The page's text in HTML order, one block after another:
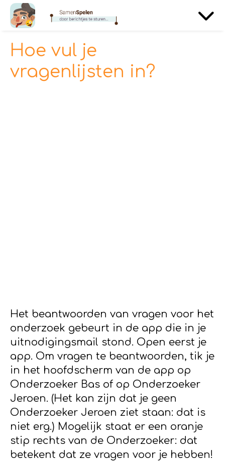
Hoe vul je
vragenlijsten in?
Het beantwoorden van vragen voor het
onderzoek gebeurt in de app die in je
uitnodigingsmail stond. Open eerst je
app. Om vragen te beantwoorden, tik je
in het hoofdscherm van de app op
Onderzoeker Bas of op Onderzoeker
Jeroen. (Het kan zijn dat je geen
Onderzoeker Jeroen ziet staan: dat is
niet erg.) Mogelijk staat er een oranje
stip rechts van de Onderzoeker: dat
betekent dat ze vragen voor je hebben!